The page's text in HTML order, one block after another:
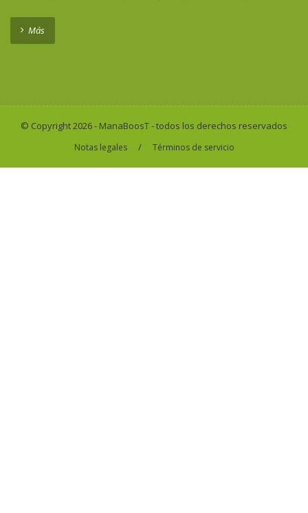
Más
© Copyright 2026 - ManaBoosT - todos los derechos reservados
Notas legales / Términos de servicio